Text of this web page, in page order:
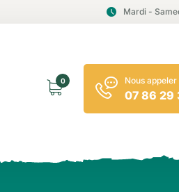
Mardi -
0 Nous appeler
07 86 29